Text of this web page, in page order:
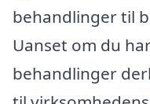
behandlinger til
Uanset om du
behandlinger